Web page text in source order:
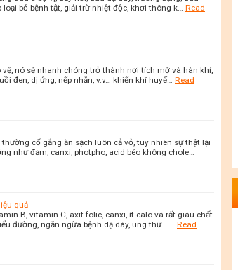
bỏ bệnh tật, giải trừ nhiệt độc, khơi thông k…
Read
nó sẽ nhanh chóng trở thành nơi tích mỡ và hàn khí,
đen, dị ứng, nếp nhăn, v.v… khiến khí huyế…
Read
cố gắng ăn sạch luôn cả vỏ, tuy nhiên sự thật lại
như đạm, canxi, photpho, acid béo không chole…
quả
B, vitamin C, axit folic, canxi, ít calo và rất giàu chất
đường, ngăn ngừa bệnh dạ dày, ung thư… …
Read